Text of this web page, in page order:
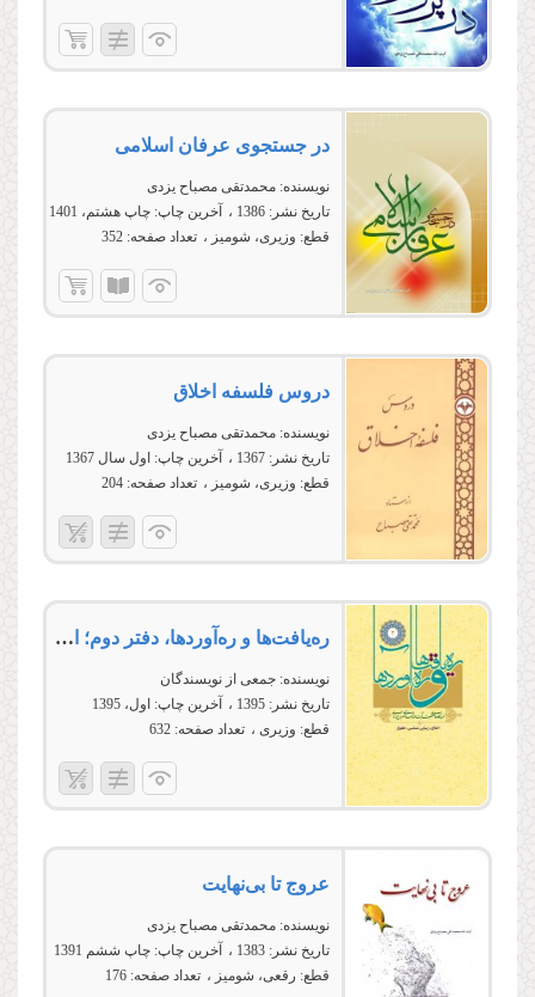
در جستجوى عرفان اسلامى
نویسنده: محمدتقی مصباح یزدی
تاریخ نشر: 1386 آخرین چاپ: چاپ هشتم، 1401
قطع: وزیری، شومیز تعداد صفحه: 352
دروس فلسفه اخلاق
نویسنده: محمدتقی مصباح یزدی
تاریخ نشر: 1367 آخرین چاپ: اول سال 1367
قطع: وزیری، شومیز تعداد صفحه: 204
ره‌یافت‌ها و ره‌آوردها، دفتر دوم؛ اخلاق، زیبایی‌شناسی، حقوق
نویسنده: جمعی از نویسندگان
تاریخ نشر: 1395 آخرین چاپ: اول، 1395
قطع: وزیری تعداد صفحه: 632
عروج تا بى‌نهایت
نویسنده: محمدتقی مصباح یزدی
تاریخ نشر: 1383 آخرین چاپ: چاپ ششم 1391
قطع: رقعی، شومیز تعداد صفحه: 176